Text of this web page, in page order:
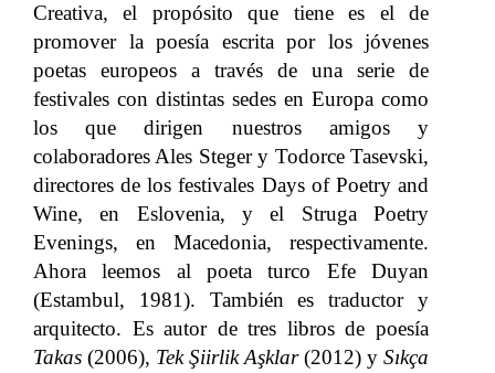
Creativa, el propósito que tiene es el de
promover la poesía escrita por los jóvenes
poetas europeos a través de una serie de
festivales con distintas sedes en Europa como
los que dirigen nuestros amigos y
colaboradores Ales Steger y Todorce Tasevski,
directores de los festivales Days of Poetry and
Wine, en Eslovenia, y el Struga Poetry
Evenings, en Macedonia, respectivamente.
Ahora leemos al poeta turco Efe Duyan
(Estambul, 1981). También es traductor y
arquitecto. Es autor de tres libros de poesía
Takas (2006), Tek Şiirlik Aşklar(2012) y Sıkça